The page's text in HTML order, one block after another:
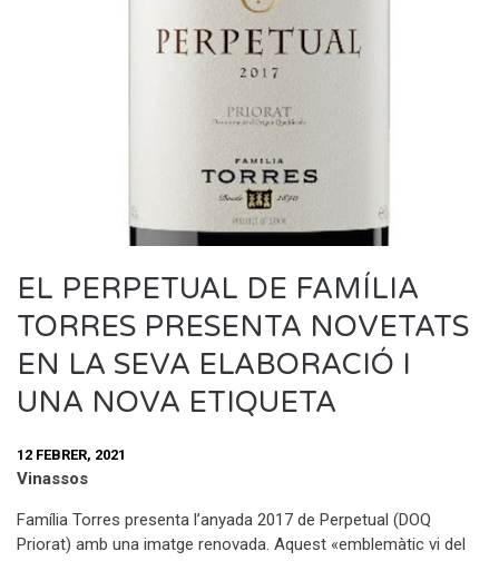
EL PERPETUAL DE FAMÍLIA
TORRES PRESENTA NOVETATS
EN LA SEVA ELABORACIÓ I
UNA NOVA ETIQUETA
12 FEBRER, 2021
Vinassos
Família Torres presenta l’anyada 2017 de Perpetual (DOQ
Priorat) amb una imatge renovada. Aquest «emblemàtic vi del